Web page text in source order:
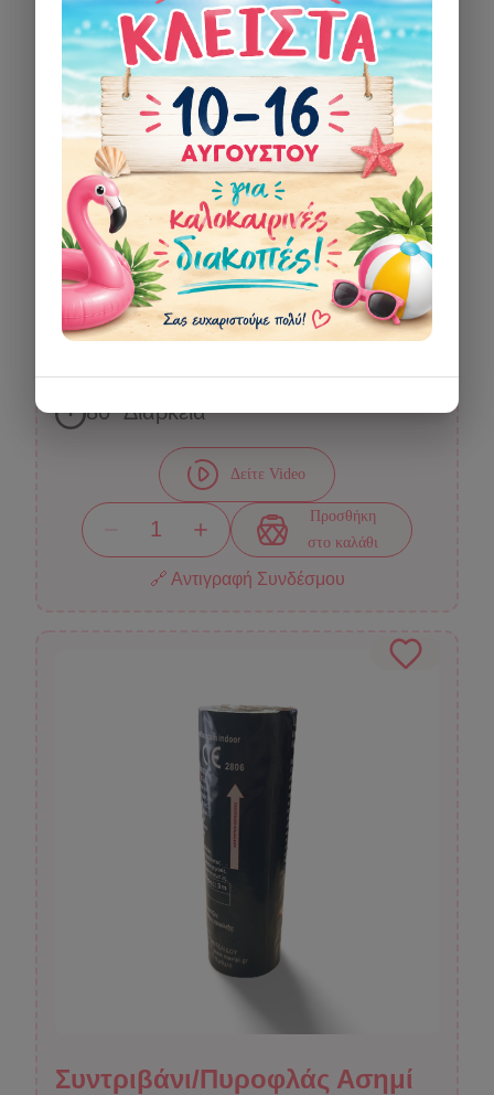
Φλας (Στρόμπο/Strobe) 4αδα
80" Διάρκεια
Δείτε Video
Προσθήκη
στο καλάθι
🔗 Αντιγραφή Συνδέσμου
Συντριβάνι/Πυροφλάς Ασημί